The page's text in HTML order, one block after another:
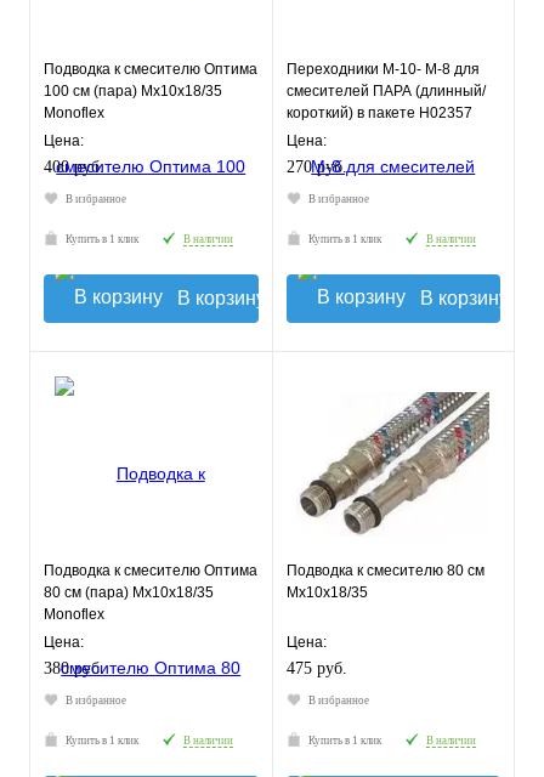
Подводка к смесителю Оптима
100 см (пара) Мх10х18/35
Monoflex
Цена:
400 руб.
В избранное
Купить в 1 клик В наличии
В корзину
Переходники М-10- М-8 для
смесителей ПАРА (длинный/
короткий) в пакете Н02357
Цена:
270 руб.
В избранное
Купить в 1 клик В наличии
В корзину
Подводка к смесителю Оптима
80 см (пара) Мх10х18/35
Monoflex
Цена:
380 руб.
В избранное
Купить в 1 клик В наличии
Подводка к смесителю 80 см
Мх10х18/35
Цена:
475 руб.
В избранное
Купить в 1 клик В наличии